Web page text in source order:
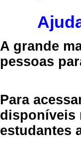
A grande
pessoas
Para
disponíveis
estudantes